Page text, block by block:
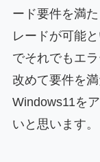
ード要件を満
レードが可能
でそれでもエ
改めて要件を
Windows11を
いと思います。